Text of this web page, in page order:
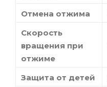
Отмена отжима
Скорость
вращения при
отжиме
Защита от детей